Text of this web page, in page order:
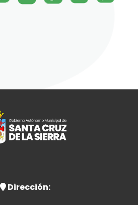
Dirección: